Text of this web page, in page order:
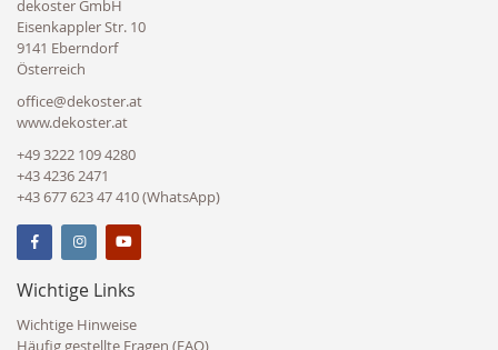
dekoster GmbH
Eisenkappler Str. 10
9141 Eberndorf
Österreich
office@dekoster.at
www.dekoster.at
+49 3222 109 4280
+43 4236 2471
+43 677 623 47 410 (WhatsApp)
Wichtige Links
Wichtige Hinweise
Häufig gestellte Fragen (FAQ)